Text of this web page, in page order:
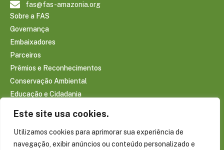
Este site usa cookies.
Utilizamos cookies para aprimorar sua experiência de
navegação, exibir anúncios ou conteúdo personalizado e
fas@fas-amazonia.org
Sobre a FAS
Governança
Embaixadores
Parceiros
Prêmios e Reconhecimentos
Conservação Ambiental
Educação e Cidadania
Sociobioeconomia Amazônica
CONTEÚDOS